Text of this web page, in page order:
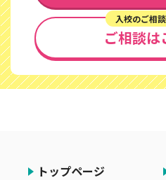
ご相談は
入校のご相
トップページ